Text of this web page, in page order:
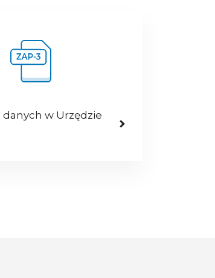
danych w Urzędzie